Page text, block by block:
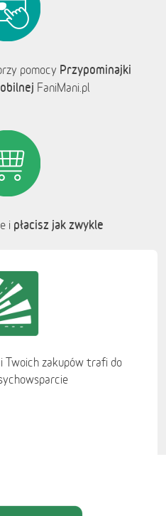
pomocy Przypominajki
FaniMani.pl
i płacisz jak zwykle
Twoich zakupów trafi do